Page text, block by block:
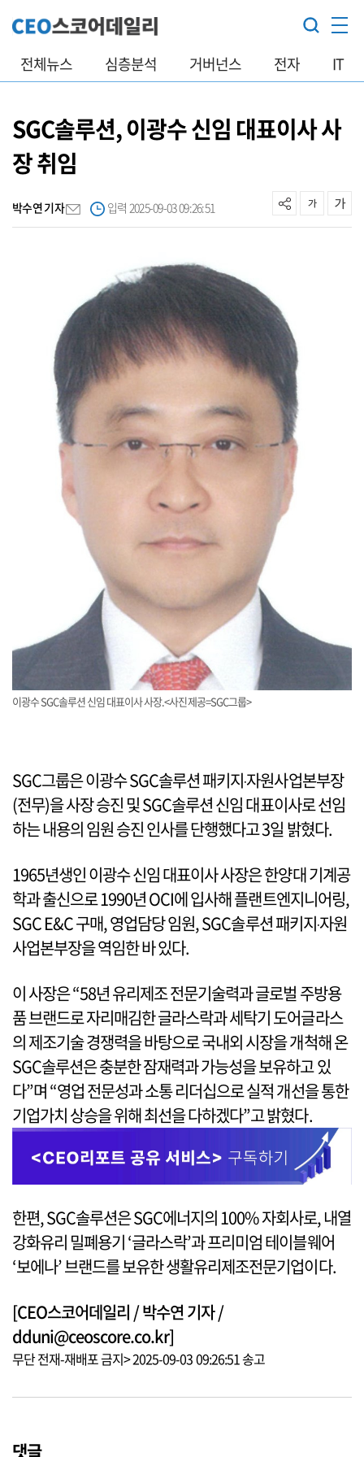
전체뉴스 심층분석 거버넌스 전자 IT
SGC솔루션, 이광수 신임 대표이사 사
장 취임
박수연 기자 입력 2025-09-03 09:26:51
이광수 SGC솔루션 신임 대표이사 사장.<사진제공=SGC그룹>
SGC그룹은 이광수 SGC솔루션 패키지‧자원사업본부장
(전무)을 사장 승진 및 SGC솔루션 신임 대표이사로 선임
하는 내용의 임원 승진 인사를 단행했다고 3일 밝혔다.
1965년생인 이광수 신임 대표이사 사장은 한양대 기계공
학과 출신으로 1990년 OCI에 입사해 플랜트엔지니어링,
SGC E&C 구매, 영업담당 임원, SGC솔루션 패키지‧자원
사업본부장을 역임한 바 있다.
이 사장은 “58년 유리제조 전문기술력과 글로벌 주방용
품 브랜드로 자리매김한 글라스락과 세탁기 도어글라스
의 제조기술 경쟁력을 바탕으로 국내외 시장을 개척해 온
SGC솔루션은 충분한 잠재력과 가능성을 보유하고 있
다”며 “영업 전문성과 소통 리더십으로 실적 개선을 통한
기업가치 상승을 위해 최선을 다하겠다”고 밝혔다.
한편, SGC솔루션은 SGC에너지의 100% 자회사로, 내열
강화유리 밀폐용기 ‘글라스락’과 프리미엄 테이블웨어
‘보에나’ 브랜드를 보유한 생활유리제조전문기업이다.
[CEO스코어데일리 / 박수연 기자 /
dduni@ceoscore.co.kr]
무단 전재-재배포 금지> 2025-09-03 09:26:51 송고
댓글